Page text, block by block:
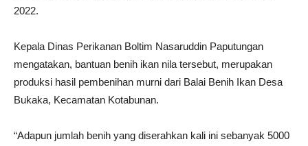
2022.
Kepala Dinas Perikanan Boltim Nasaruddin Paputungan
mengatakan, bantuan benih ikan nila tersebut, merupakan
produksi hasil pembenihan murni dari Balai Benih Ikan Desa
Bukaka, Kecamatan Kotabunan.
“Adapun jumlah benih yang diserahkan kali ini sebanyak 5000